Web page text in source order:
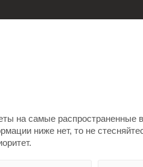
на самые распространенные
ниже нет, то не